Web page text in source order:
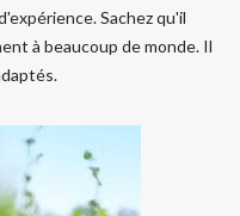
Sachez qu'il
à beaucoup de monde. Il